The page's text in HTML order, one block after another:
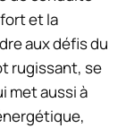
et la
aux défis du
rugissant, se
met aussi à